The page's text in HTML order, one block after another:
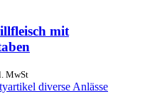
mit
MwSt
diverse Anlässe